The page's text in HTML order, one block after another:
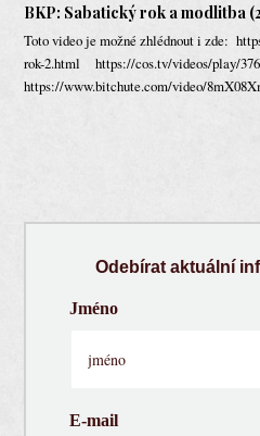
BKP: Sabatický rok a modlitba
Toto video je možné zhlédnout i zde:
rok-2.html https://cos.tv/videos/play/
https://www.bitchute.com/video/
Odebírat aktuální
Jméno
E-mail